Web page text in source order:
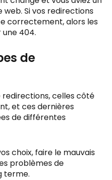
web. Si vos redirections
correctement, alors les
404.
de
redirections, celles côté
et ces dernières
de différentes
choix, faire le mauvais
problèmes de
terme.